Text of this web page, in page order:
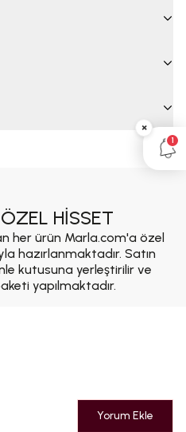
HİSSET
her ürün Marla.com'a özel
hazırlanmaktadır. Satın
kutusuna yerleştirilir ve
yapılmaktadır.
Yorum Ekle
×
1